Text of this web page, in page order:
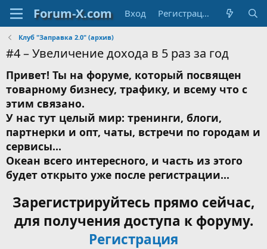
Вход Регистрация
Клуб "Заправка 2.0" (архив)
#4 – Увеличение дохода в 5 раз за год
Привет! Ты на форуме, который посвящен
товарному бизнесу, трафику, и всему что с
этим связано.
У нас тут целый мир: тренинги, блоги,
партнерки и опт, чаты, встречи по городам и
сервисы...
Океан всего интересного, и часть из этого
будет открыто уже после регистрации...
Зарегистрируйтесь прямо сейчас,
для получения доступа к форуму.
Регистрация